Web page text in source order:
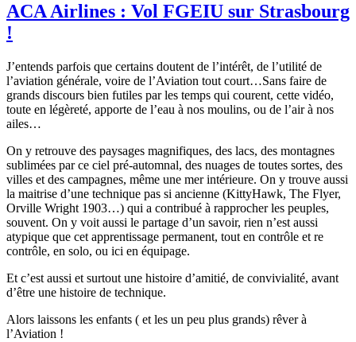
ACA Airlines : Vol FGEIU sur Strasbourg
!
J’entends parfois que certains doutent de l’intérêt, de l’utilité de
l’aviation générale, voire de l’Aviation tout court…Sans faire de
grands discours bien futiles par les temps qui courent, cette vidéo,
toute en légèreté, apporte de l’eau à nos moulins, ou de l’air à nos
ailes…
On y retrouve des paysages magnifiques, des lacs, des montagnes
sublimées par ce ciel pré-automnal, des nuages de toutes sortes, des
villes et des campagnes, même une mer intérieure. On y trouve aussi
la maitrise d’une technique pas si ancienne (KittyHawk, The Flyer,
Orville Wright 1903…) qui a contribué à rapprocher les peuples,
souvent. On y voit aussi le partage d’un savoir, rien n’est aussi
atypique que cet apprentissage permanent, tout en contrôle et re
contrôle, en solo, ou ici en équipage.
Et c’est aussi et surtout une histoire d’amitié, de convivialité, avant
d’être une histoire de technique.
Alors laissons les enfants ( et les un peu plus grands) rêver à
l’Aviation !